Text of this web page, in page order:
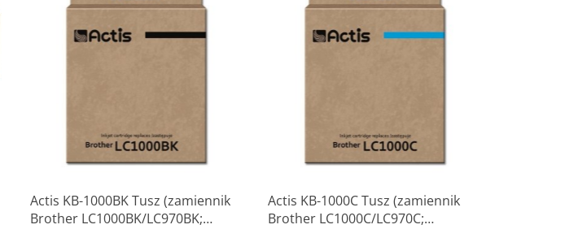
Actis KB-1000BK Tusz (zamiennik
Brother LC1000BK/LC970BK;
Actis KB-1000C Tusz (zamiennik
Brother LC1000C/LC970C;